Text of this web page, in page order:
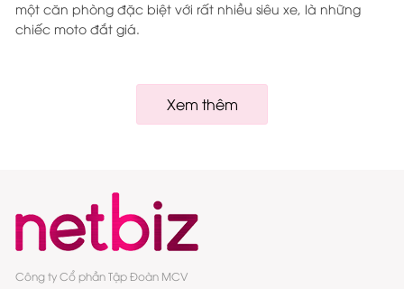
một căn phòng đặc biệt với rất nhiều siêu xe, là những
chiếc moto đắt giá.
Xem thêm
Công ty Cổ phần Tập Đoàn MCV